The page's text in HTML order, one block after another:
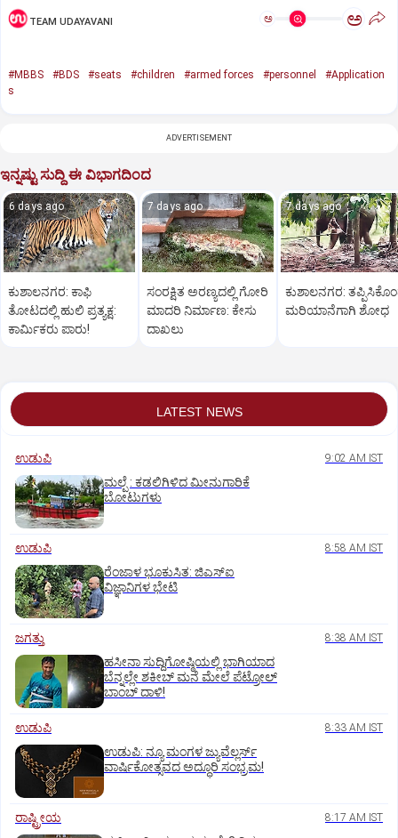
TEAM UDAYAVANI ಅ ಅ
#MBBS #BDS #seats #children #armed forces #personnel
#Application
s
ADVERTISEMENT
ಇನ್ನಷ್ಟು ಸುದ್ದಿ ಈ ವಿಭಾಗದಿಂದ
6 days ago
ಕುಶಾಲನಗರ: ಕಾಫಿ
ತೋಟದಲ್ಲಿ ಹುಲಿ ಪ್ರತ್ಯಕ್ಷ:
ಕಾರ್ಮಿಕರು ಪಾರು!
7 days ago
ಸಂರಕ್ಷಿತ ಅರಣ್ಯದಲ್ಲಿ ಗೋರಿ
ಮಾದರಿ ನಿರ್ಮಾಣ: ಕೇಸು
ದಾಖಲು
7 days ago
ಕುಶಾಲನಗರ:
ಮರಿಯಾನೆಗಾಗಿ ಶೋಧ
LATEST NEWS
ಉಡುಪಿ 9:02 AM IST
ಮಲ್ಪೆ : ಕಡಲಿಗಿಳಿದ ಮೀನುಗಾರಿಕೆ
ಬೋಟುಗಳು
ಉಡುಪಿ 8:58 AM IST
ರೆಂಜಾಳ ಭೂಕುಸಿತ: ಜಿಎಸ್‌ಐ
ವಿಜ್ಞಾನಿಗಳ ಭೇಟಿ
ಜಗತ್ತು 8:38 AM IST
ಹಸೀನಾ ಸುದ್ದಿಗೋಷ್ಠಿಯಲ್ಲಿ ಭಾಗಿಯಾದ
ಬೆನ್ನಲ್ಲೇ ಶಕೀಬ್ ಮನೆ ಮೇಲೆ ಪೆಟ್ರೋಲ್
ಬಾಂಬ್ ದಾಳಿ!
ಉಡುಪಿ 8:33 AM IST
ಉಡುಪಿ: ನ್ಯೂ ಮಂಗಳ ಜ್ಯುವೆಲ್ಲರ್ಸ್
ವಾರ್ಷಿಕೋತ್ಸವದ ಅದ್ಧೂರಿ ಸಂಭ್ರಮ!
ರಾಷ್ಟ್ರೀಯ 8:17 AM IST